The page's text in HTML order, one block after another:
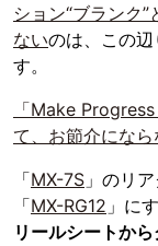
ション“ブランク
ないのは、この
す。
「Make
て、お節介になら
「MX-7S 」のリ
「MX-RG12 」に
リールシートか